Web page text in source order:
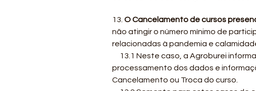
13. O Cancelamento de cursos
não atingir o número mínimo de
relacionadas à pandemia e
13.1 Neste caso, a Agroburei
processamento dos dados e
Cancelamento ou Troca do curso.